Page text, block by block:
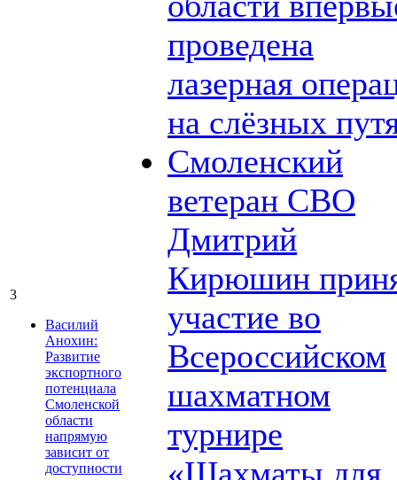
3
Василий
Анохин:
Развитие
экспортного
потенциала
Смоленской
области
напрямую
зависит от
доступности
проведена
лазерная
на слёзных
Смоленский
ветеран СВО
Дмитрий
Кирюшин
участие во
Всероссийском
шахматном
турнире